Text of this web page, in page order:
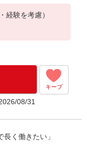
経験を考慮）
キープ
08/31
く働きたい」